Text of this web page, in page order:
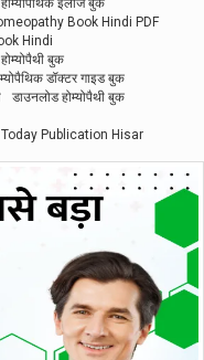
Book Hindi PDF
Hindi
बुक
डॉक्टर गाइड बुक
डाउनलोड होम्योपैथी बुक
Publication Hisar